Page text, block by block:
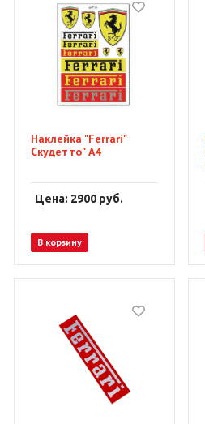
Наклейка "Ferrari"
Скудетто" А4
Цена: 2900 руб.
В корзину